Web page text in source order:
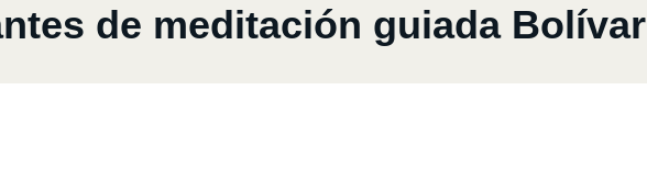
de meditación guiada Bolívar